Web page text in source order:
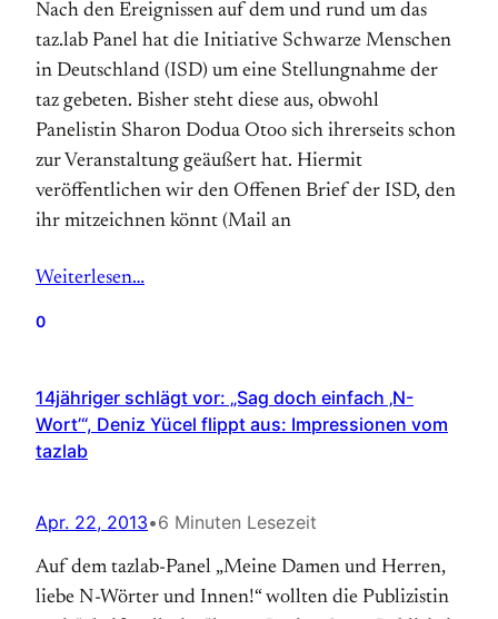
Nach den Ereignissen auf dem und rund um das
taz.lab Panel hat die Initiative Schwarze Menschen
in Deutschland (ISD) um eine Stellungnahme der
taz gebeten. Bisher steht diese aus, obwohl
Panelistin Sharon Dodua Otoo sich ihrerseits schon
zur Veranstaltung geäußert hat. Hiermit
veröffentlichen wir den Offenen Brief der ISD, den
ihr mitzeichnen könnt (Mail an
Weiterlesen…
0
14jähriger schlägt vor: „Sag doch einfach ‚N-
Wort’“, Deniz Yücel flippt aus: Impressionen vom
tazlab
Apr. 22, 2013•6 Minuten Lesezeit
Auf dem tazlab-Panel „Meine Damen und Herren,
liebe N-Wörter und Innen!“ wollten die Publizistin